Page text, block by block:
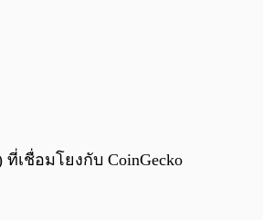
เชื่อมโยงกับ CoinGecko